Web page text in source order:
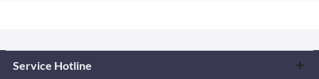
Service Hotline